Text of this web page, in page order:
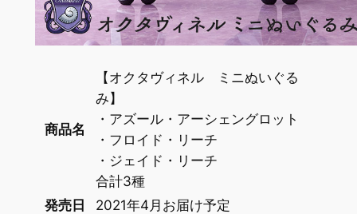
商品名
【オクタヴィネル ミニぬいぐる
み】
・アズール・アーシェングロット
・フロイド・リーチ
・ジェイド・リーチ
合計3種
発売日
2021年4月お届け予定